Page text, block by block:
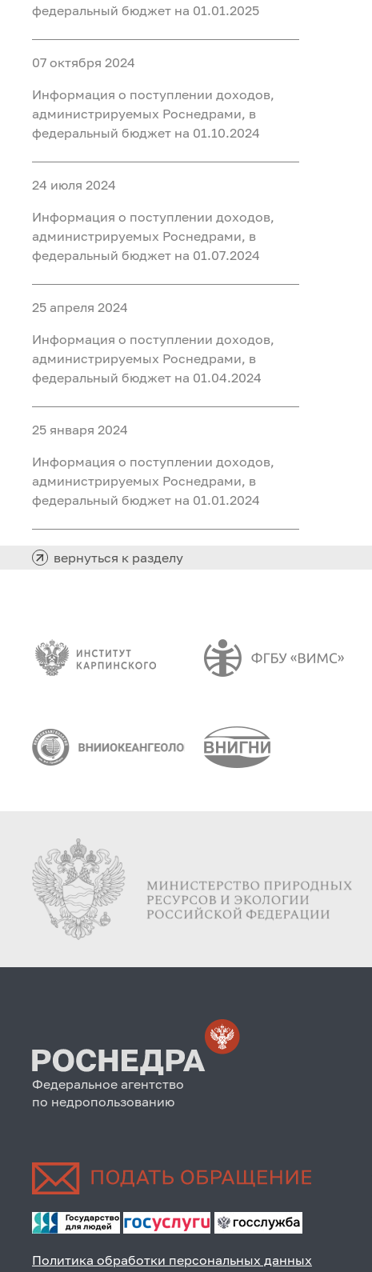
федеральный бюджет на 01.01.2025
07 октября 2024
Информация о поступлении доходов,
администрируемых Роснедрами, в
федеральный бюджет на 01.10.2024
24 июля 2024
Информация о поступлении доходов,
администрируемых Роснедрами, в
федеральный бюджет на 01.07.2024
25 апреля 2024
Информация о поступлении доходов,
администрируемых Роснедрами, в
федеральный бюджет на 01.04.2024
25 января 2024
Информация о поступлении доходов,
администрируемых Роснедрами, в
федеральный бюджет на 01.01.2024
вернуться к разделу
Федеральное агентство
по недропользованию
Политика обработки персональных данных